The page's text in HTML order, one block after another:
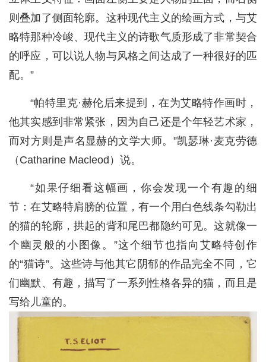
则叠加了侧面轮廓。这种现代主义的绘画方式，与艾
略特那种冷峻、现代主义的诗歌气质形成了非常契合
的呼应，可以说人物与风格之间达成了一种很好的匹
配。”
“帕特里克·赫伦后来提到，在为艾略特作画时，
他其实感到非常紧张，因为自己还是个年轻艺术家，
而对方则是声名显赫的文学大师。”凯瑟琳·麦克劳德
（Catharine Macleod）说。
“如果仔细看这幅画，你会发现一个有趣的细
节：在艾略特肩膀的位置，有一个用白色线条勾勒出
的猫的轮廓，拱起的背和尾巴都隐约可见。这就像一
个幽灵般的小图像。”这个细节也指向艾略特创作
的“猫诗”。这些诗与他其它阴郁的作品完全不同，它
们幽默、有趣，描写了一系列性格各异的猫，而且是
写给儿童的。